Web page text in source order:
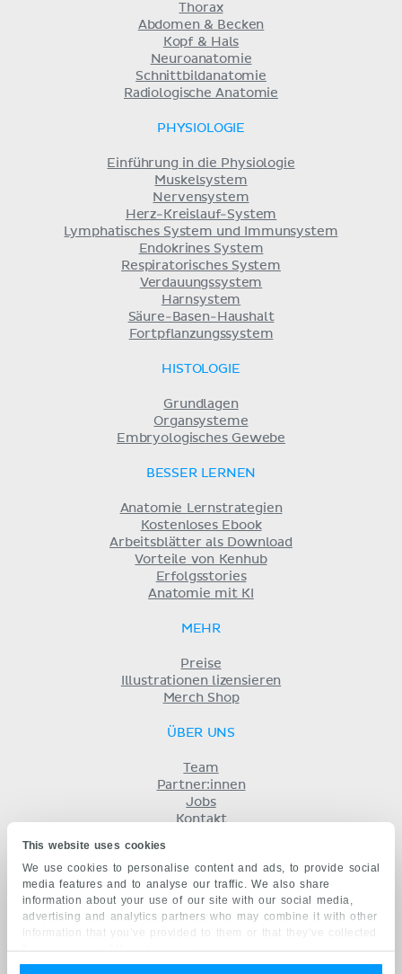
This website uses cookies
We use cookies to personalise content and ads, to provide social
media features and to analyse our traffic. We also share
information about your use of our site with our social media,
advertising and analytics partners who may combine it with other
information that you’ve provided to them or that they’ve collected
from your use of their services.
Thorax
Abdomen & Becken
Kopf & Hals
Neuroanatomie
Schnittbildanatomie
Radiologische Anatomie
PHYSIOLOGIE
Einführung in die Physiologie
Muskelsystem
Nervensystem
Herz-Kreislauf-System
Lymphatisches System und Immunsystem
Endokrines System
Respiratorisches System
Verdauungssystem
Harnsystem
Säure-Basen-Haushalt
Fortpflanzungssystem
HISTOLOGIE
Grundlagen
Organsysteme
Embryologisches Gewebe
BESSER LERNEN
Anatomie Lernstrategien
Kostenloses Ebook
Arbeitsblätter als Download
Vorteile von Kenhub
Erfolgsstories
Anatomie mit KI
MEHR
Preise
Illustrationen lizensieren
Merch Shop
ÜBER UNS
Team
Partner:innen
Jobs
Kontakt
Geschäftsbedingungen
Datenschutz
KENHUB AUF...
English